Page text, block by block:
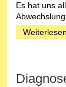
Es hat uns